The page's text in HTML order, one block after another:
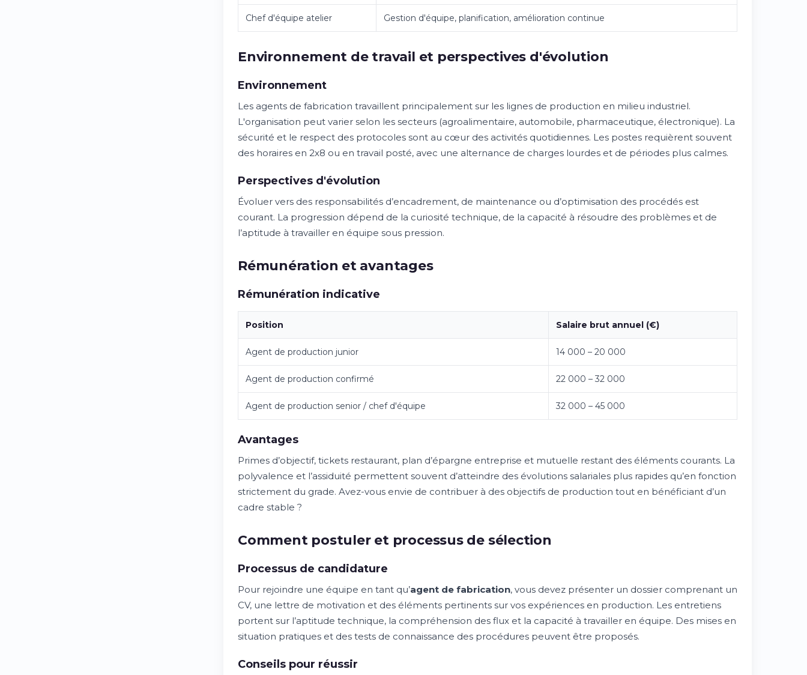
Chef d'équipe atelier Gestion d'équipe, planification, amélioration continue
Environnement de travail et perspectives d'évolution
Environnement
Les agents de fabrication travaillent principalement sur les lignes de production en milieu industriel.
L'organisation peut varier selon les secteurs (agroalimentaire, automobile, pharmaceutique, électronique). La
sécurité et le respect des protocoles sont au cœur des activités quotidiennes. Les postes requièrent souvent
des horaires en 2x8 ou en travail posté, avec une alternance de charges lourdes et de périodes plus calmes.
Perspectives d'évolution
Évoluer vers des responsabilités d’encadrement, de maintenance ou d’optimisation des procédés est
courant. La progression dépend de la curiosité technique, de la capacité à résoudre des problèmes et de
l’aptitude à travailler en équipe sous pression.
Rémunération et avantages
Rémunération indicative
Position Salaire brut annuel (€)
Agent de production junior 14 000 – 20 000
Agent de production confirmé 22 000 – 32 000
Agent de production senior / chef d'équipe 32 000 – 45 000
Avantages
Primes d’objectif, tickets restaurant, plan d’épargne entreprise et mutuelle restant des éléments courants. La
polyvalence et l’assiduité permettent souvent d’atteindre des évolutions salariales plus rapides qu’en fonction
strictement du grade. Avez-vous envie de contribuer à des objectifs de production tout en bénéficiant d’un
cadre stable ?
Comment postuler et processus de sélection
Processus de candidature
Pour rejoindre une équipe en tant qu’agent de fabrication, vous devez présenter un dossier comprenant un
CV, une lettre de motivation et des éléments pertinents sur vos expériences en production. Les entretiens
portent sur l’aptitude technique, la compréhension des flux et la capacité à travailler en équipe. Des mises en
situation pratiques et des tests de connaissance des procédures peuvent être proposés.
Conseils pour réussir